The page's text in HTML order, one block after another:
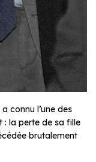
connu l’une des
: la perte de sa fille
brutalement